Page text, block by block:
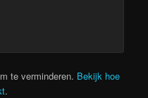
te verminderen. Bekijk hoe
.